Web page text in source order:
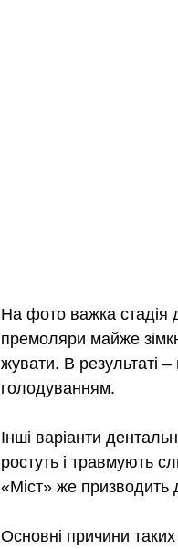
На фото важка стадія
премоляри майже
жувати. В результаті –
голодуванням.
Інші варіанти
ростуть і травмують
«Міст» же призводить
Основні причини